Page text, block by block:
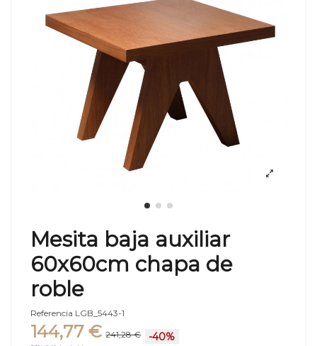
Mesita baja auxiliar
60x60cm chapa de
roble
Referencia LGB_5443-1
144,77 € 241,28 € -40%